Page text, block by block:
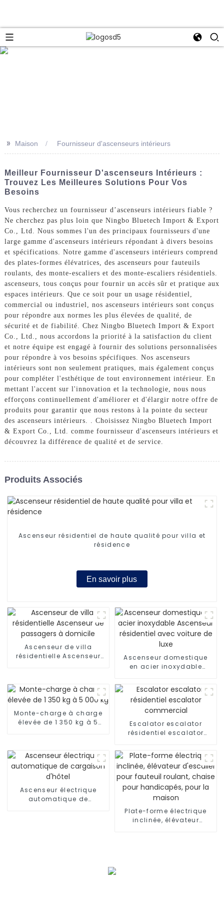
>> Maison Fournisseur d'ascenseurs intérieurs
Meilleur Fournisseur D'ascenseurs Intérieurs :
Trouvez Les Meilleures Solutions Pour Vos
Besoins
Vous recherchez un fournisseur d’ascenseurs intérieurs fiable ?
Ne cherchez pas plus loin que Ningbo Bluetech Import & Export
Co., Ltd. Nous sommes l'un des principaux fournisseurs d'une
large gamme d'ascenseurs intérieurs répondant à divers besoins
et spécifications. Notre gamme d'ascenseurs intérieurs comprend
des plates-formes élévatrices, des ascenseurs pour fauteuils
roulants, des monte-escaliers et des monte-escaliers résidentiels.
ascenseurs, tous conçus pour fournir un accès sûr et pratique aux
espaces intérieurs. Que ce soit pour un usage résidentiel,
commercial ou industriel, nos ascenseurs intérieurs sont conçus
pour répondre aux normes les plus élevées de qualité, de
sécurité et de fiabilité. Chez Ningbo Bluetech Import & Export
Co., Ltd., nous accordons la priorité à la satisfaction du client
et notre équipe est engagé à fournir des solutions personnalisées
pour répondre à vos besoins spécifiques. Nos ascenseurs
intérieurs sont non seulement pratiques, mais également conçus
pour compléter l'esthétique de tout environnement intérieur. En
mettant l'accent sur l'innovation et la technologie, nous nous
efforçons continuellement d'améliorer et d'élargir notre offre de
produits pour garantir que nous restons à la pointe du secteur
des ascenseurs intérieurs. . Choisissez Ningbo Bluetech Import
& Export Co., Ltd. comme fournisseur d'ascenseurs intérieurs et
découvrez la différence de qualité et de service.
Produits Associés
Ascenseur résidentiel de haute qualité pour villa et
résidence
En savoir plus
Ascenseur de villa
résidentielle Ascenseur
Ascenseur domestique
en acier inoxydable
avec voiture de luxe
Monte-charge à charge
élevée de 1 350 kg à 5
Escalator escalator
résidentiel escalator
Ascenseur électrique
automatique de
Plate-forme électrique
inclinée, élévateur